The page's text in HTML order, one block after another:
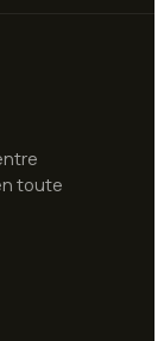
toute